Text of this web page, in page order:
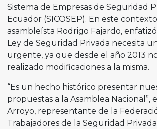
Sistema de Empresas de Seguridad
Ecuador (SICOSEP). En este
asambleísta Rodrigo Fajardo,
Ley de Seguridad Privada necesita
urgente, ya que desde el año 2013
realizado modificaciones a la misma.
“Es un hecho histórico presentar
propuestas a la Asamblea Nacional”,
Arroyo, representante de la
Trabajadores de la Seguridad Privada